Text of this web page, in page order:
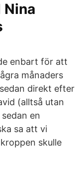
enbart för att
månaders
direkt efter
(alltså utan
en
sa att vi
skulle